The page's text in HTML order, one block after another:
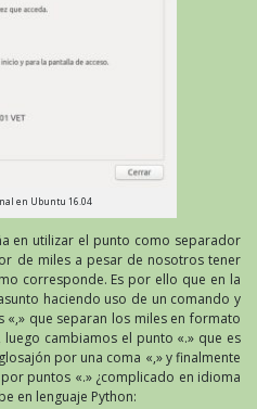
en Ubuntu 16.04
en utilizar el punto como separador
de miles a pesar de nosotros tener
corresponde. Es por ello que en la
haciendo uso de un comando y
«,» que separan los miles en formato
cambiamos el punto «.» que es
por una coma «,» y finalmente
puntos «.» ¿complicado en idioma
en lenguaje Python: